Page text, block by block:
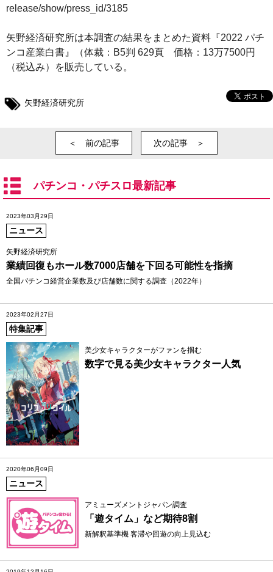
release/show/press_id/3185
矢野経済研究所は本調査の結果をまとめた資料『2022 パチ
ンコ産業白書』（体裁：B5判 629頁 価格：13万7500円
（税込み）を販売している。
矢野経済研究所
＜ 前の記事 次の記事 ＞
パチンコ・パチスロ最新記事
2023年03月29日
ニュース
矢野経済研究所
業績回復もホール数7000店舗を下回る可能性を指摘
全国パチンコ経営企業数及び店舗数に関する調査（2022年）
2023年02月27日
特集記事
美少女キャラクターがファンを掴む
数字で見る美少女キャラクター人気
2020年06月09日
ニュース
アミューズメントジャパン調査
「遊タイム」など期待8割
新解釈基準機 客滞や回遊の向上見込む